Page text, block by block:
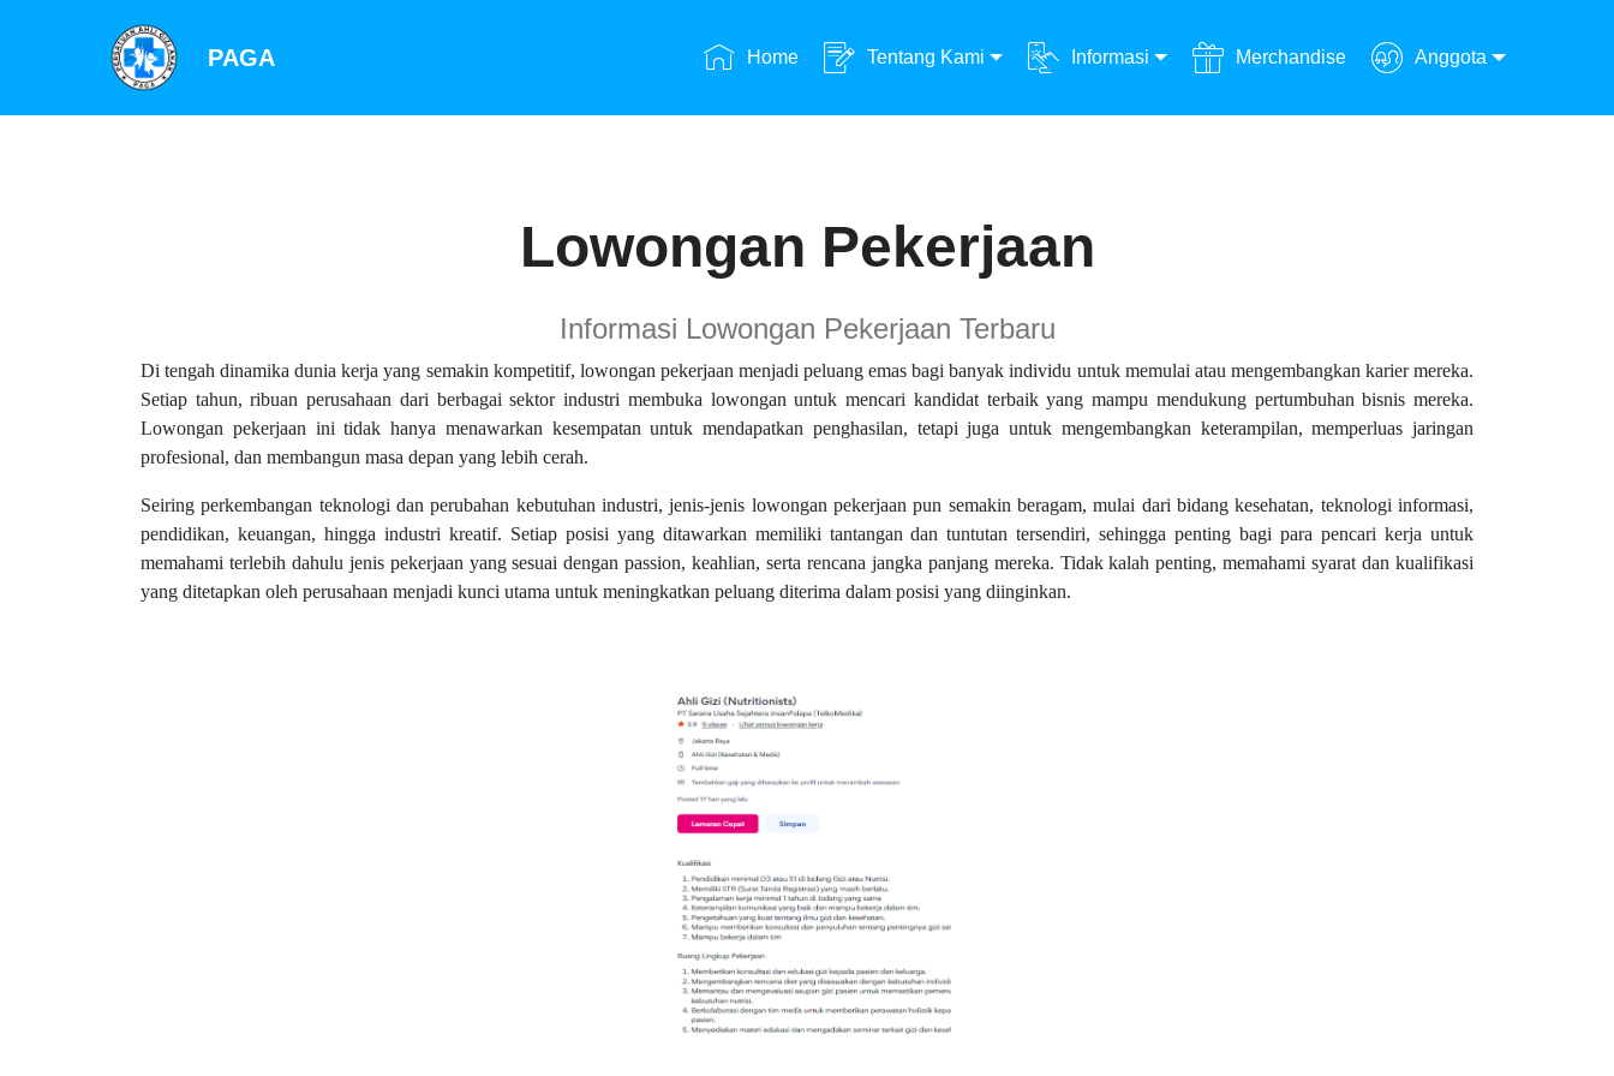
PAGA Home Tentang Kami Informasi Merchandise Anggota
Lowongan Pekerjaan
Informasi Lowongan Pekerjaan Terbaru
Di tengah dinamika dunia kerja yang semakin kompetitif, lowongan pekerjaan menjadi peluang emas bagi banyak individu untuk memulai atau mengembangkan karier mereka.
Setiap tahun, ribuan perusahaan dari berbagai sektor industri membuka lowongan untuk mencari kandidat terbaik yang mampu mendukung pertumbuhan bisnis mereka.
Lowongan pekerjaan ini tidak hanya menawarkan kesempatan untuk mendapatkan penghasilan, tetapi juga untuk mengembangkan keterampilan, memperluas jaringan
profesional, dan membangun masa depan yang lebih cerah.
Seiring perkembangan teknologi dan perubahan kebutuhan industri, jenis-jenis lowongan pekerjaan pun semakin beragam, mulai dari bidang kesehatan, teknologi informasi,
pendidikan, keuangan, hingga industri kreatif. Setiap posisi yang ditawarkan memiliki tantangan dan tuntutan tersendiri, sehingga penting bagi para pencari kerja untuk
memahami terlebih dahulu jenis pekerjaan yang sesuai dengan passion, keahlian, serta rencana jangka panjang mereka. Tidak kalah penting, memahami syarat dan kualifikasi
yang ditetapkan oleh perusahaan menjadi kunci utama untuk meningkatkan peluang diterima dalam posisi yang diinginkan.
DIBUTUHKAN SEGERA
TENAGA Ahli Gizi
(Nutritionists)
KETENTUAN LIHAT
BROSUR